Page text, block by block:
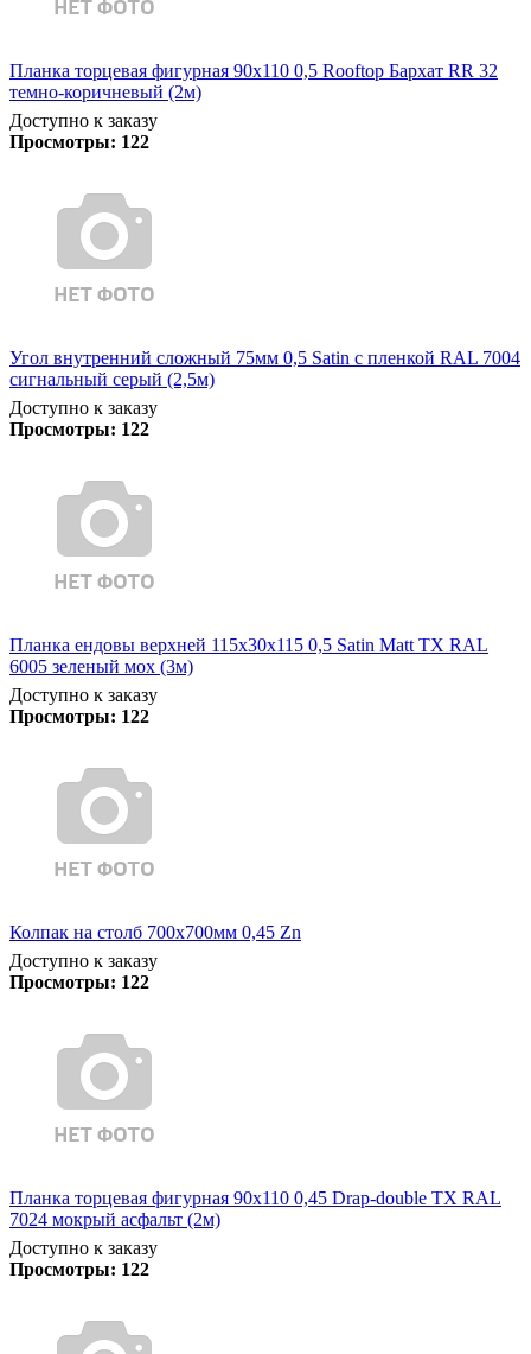
Планка торцевая фигурная 90х110 0,5 Rooftop Бархат RR 32
темно-коричневый (2м)
Доступно к заказу
Просмотры: 122
Угол внутренний сложный 75мм 0,5 Satin с пленкой RAL 7004
сигнальный серый (2,5м)
Доступно к заказу
Просмотры: 122
Планка ендовы верхней 115х30х115 0,5 Satin Matt TX RAL
6005 зеленый мох (3м)
Доступно к заказу
Просмотры: 122
Колпак на столб 700х700мм 0,45 Zn
Доступно к заказу
Просмотры: 122
Планка торцевая фигурная 90х110 0,45 Drap-double TX RAL
7024 мокрый асфальт (2м)
Доступно к заказу
Просмотры: 122